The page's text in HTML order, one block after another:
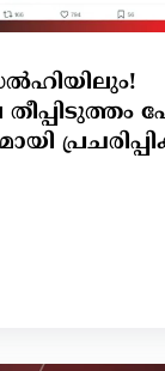
തീപ്പിടുത്തം